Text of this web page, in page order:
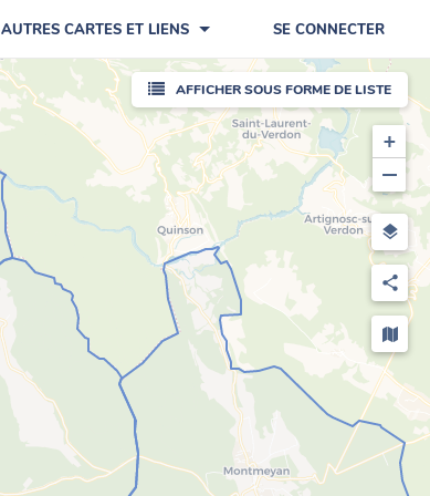
AUTRES CARTES ET LIENS SE CONNECTER
AFFICHER SOUS FORME DE LISTE
+
−